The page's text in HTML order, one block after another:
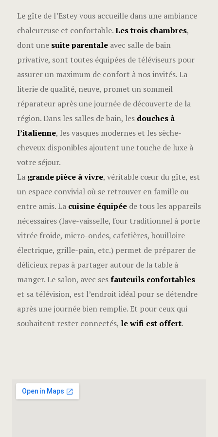
Le gîte de l’Estey vous accueille dans une ambiance
chaleureuse et confortable.Les trois chambres,
dont une suite parentale avec salle de bain
privative, sont toutes équipées de téléviseurs pour
assurer un maximum de confort à nos invités. La
literie de qualité, neuve, promet un sommeil
réparateur après une journée de découverte de la
région. Dans les salles de bain, les douches à
l’italienne, les vasques modernes et les sèche-
cheveux disponibles ajoutent une touche de luxe à
votre séjour.
La grande pièce à vivre, véritable cœur du gîte, est
un espace convivial où se retrouver en famille ou
entre amis. La cuisine équipée de tous les appareils
nécessaires (lave-vaisselle, four traditionnel à porte
vitrée froide, micro-ondes, cafetières, bouilloire
électrique, grille-pain, etc.) permet de préparer de
délicieux repas à partager autour de la table à
manger. Le salon, avec sesfauteuils confortables
et sa télévision, est l’endroit idéal pour se détendre
après une journée bien remplie. Et pour ceux qui
souhaitent rester connectés, le wifi est offert.